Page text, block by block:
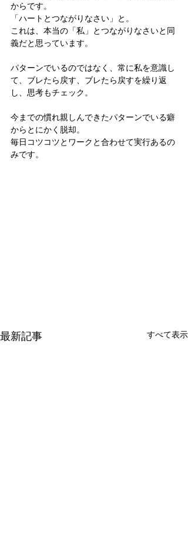
からです。
「ハートとつながりなさい」と。
これは、本当の「私」とつながりなさいと同
義だと思っています。
パターンでいるのではなく、常に私を意識し
て、ブレたら戻す、ブレたら戻すを繰り返
し、思考もチェック。
今までの慣れ親しんできたパターンでいる癖
からとにかく脱却。
毎日コツコツとワークと合わせて実行あるの
みです。
最新記事 すべて表示